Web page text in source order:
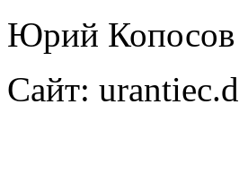
Юрий Копосов
Сайт: